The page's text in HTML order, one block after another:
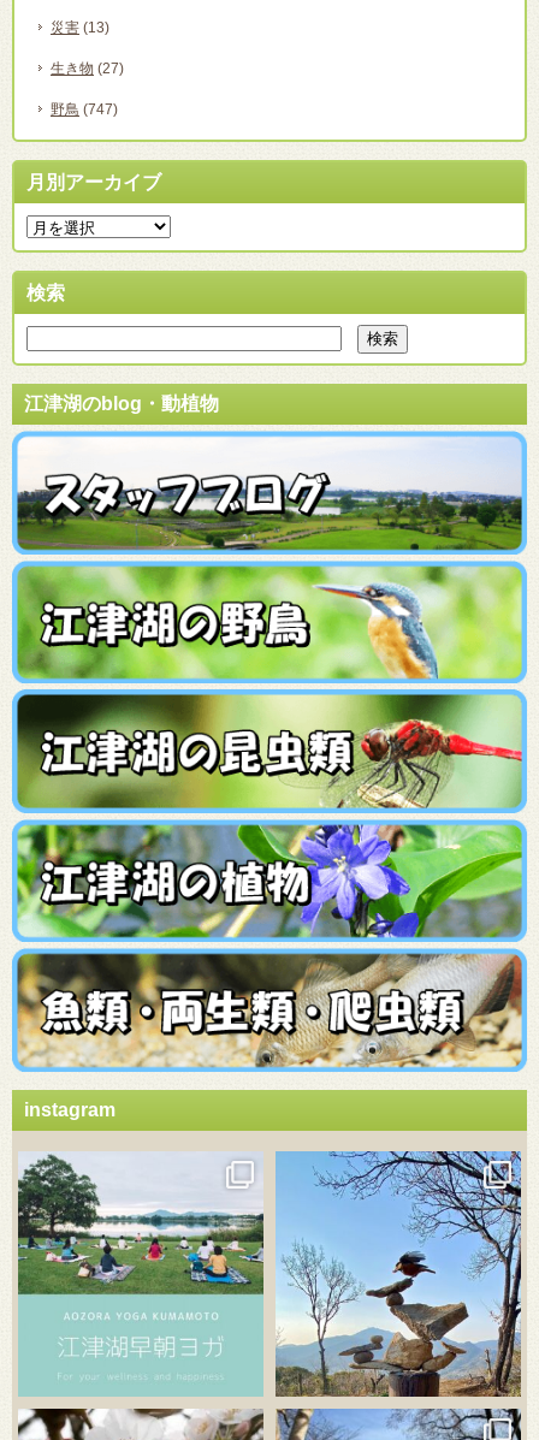
災害 (13)
生き物 (27)
野鳥 (747)
月別アーカイブ
検索
江津湖のblog・動植物
instagram
3月 20
3月 18
3月 18